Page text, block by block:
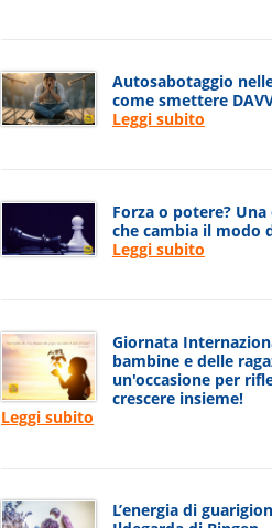
Autosabotaggio
come smettere
Leggi subito
Forza o potere?
che cambia il modo
Leggi subito
Giornata
bambine e delle
un'occasione per
crescere insieme!
Leggi subito
L’energia di